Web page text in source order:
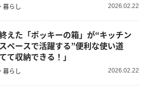
暮らし 2026.02.22
えた「ポッキーの箱」が“キッチン
ペースで活躍する”便利な使い道
て収納できる！」
暮らし 2026.02.22